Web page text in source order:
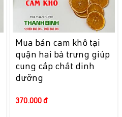
Mua bán cam khô tại
quận hai bà trưng giúp
cung cấp chất dinh
dưỡng
370.000 đ